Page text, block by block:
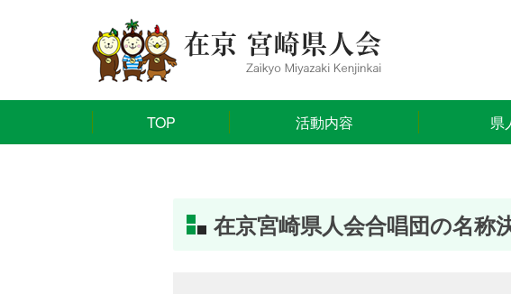
TOP 活動内容 県
在京宮崎県人会合唱団の名称